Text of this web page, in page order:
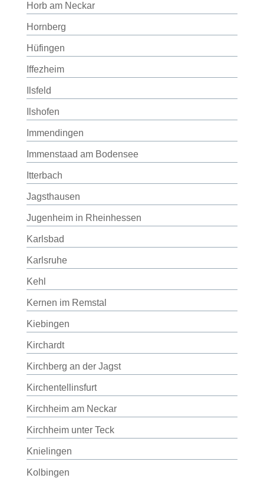
Horb am Neckar
Hornberg
Hüfingen
Iffezheim
Ilsfeld
Ilshofen
Immendingen
Immenstaad am Bodensee
Itterbach
Jagsthausen
Jugenheim in Rheinhessen
Karlsbad
Karlsruhe
Kehl
Kernen im Remstal
Kiebingen
Kirchardt
Kirchberg an der Jagst
Kirchentellinsfurt
Kirchheim am Neckar
Kirchheim unter Teck
Knielingen
Kolbingen